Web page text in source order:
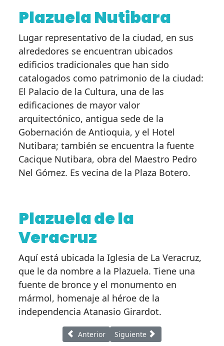
Plazuela Nutibara
Lugar representativo de la ciudad, en sus
alrededores se encuentran ubicados
edificios tradicionales que han sido
catalogados como patrimonio de la ciudad:
El Palacio de la Cultura, una de las
edificaciones de mayor valor
arquitectónico, antigua sede de la
Gobernación de Antioquia, y el Hotel
Nutibara; también se encuentra la fuente
Cacique Nutibara, obra del Maestro Pedro
Nel Gómez. Es vecina de la Plaza Botero.
Plazuela de la
Veracruz
Aquí está ubicada la Iglesia de La Veracruz,
que le da nombre a la Plazuela. Tiene una
fuente de bronce y el monumento en
mármol, homenaje al héroe de la
independencia Atanasio Girardot.
Artículo anterior: Eventos Tradicionales
Anterior Artículo siguiente: Parques
Siguiente